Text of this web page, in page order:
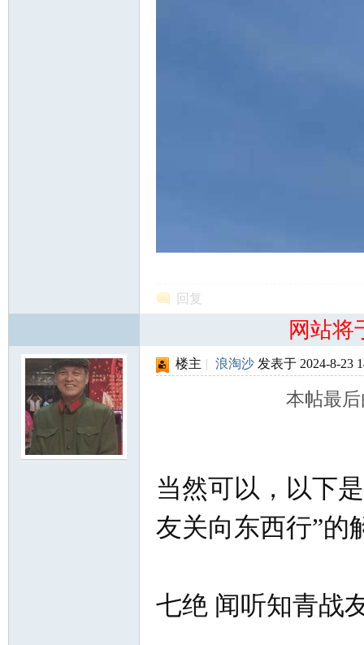
回复
网站将
楼主 | 浪淘沙 发表于 2024-8-23
本帖最
当然可以，以下
友关向东西行”的
七绝 闻听知青战